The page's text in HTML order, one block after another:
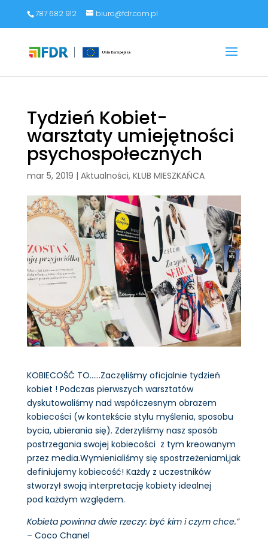
787 682 912 biuro@fdr.com.pl
Tydzień Kobiet-
warsztaty umiejętności
psychospołecznych
mar 5, 2019 | Aktualności, KLUB MIESZKAŃCA
KOBIECOŚĆ TO……Zaczęliśmy oficjalnie tydzień
kobiet ! Podczas pierwszych warsztatów
dyskutowaliśmy nad współczesnym obrazem
kobiecości (w kontekście stylu myślenia, sposobu
bycia, ubierania się). Zderzyliśmy nasz sposób
postrzegania swojej kobiecości z tym kreowanym
przez media.Wymienialiśmy się spostrzeżeniami,jak
definiujemy kobiecość! Każdy z uczestników
stworzył swoją interpretację kobiety idealnej
pod każdym względem.
Kobieta powinna dwie rzeczy: być kim i czym chce.”
– Coco Chanel